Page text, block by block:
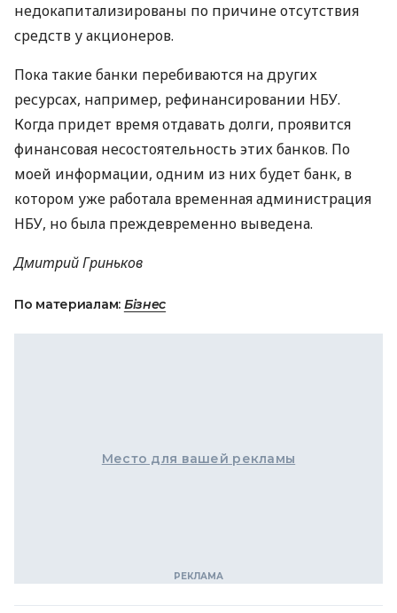
недокапитализированы по причине отсутствия
средств у акционеров.
Пока такие банки перебиваются на других
ресурсах, например, рефинансировании НБУ.
Когда придет время отдавать долги, проявится
финансовая несостоятельность этих банков. По
моей информации, одним из них будет банк, в
котором уже работала временная администрация
НБУ, но была преждевременно выведена.
Дмитрий Гриньков
По материалам: Бізнес
Место для вашей рекламы